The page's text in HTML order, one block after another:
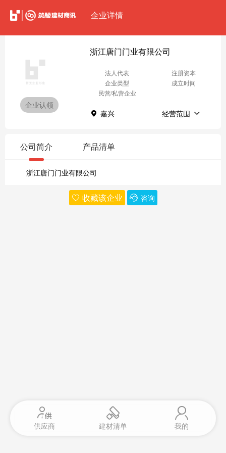
企业详情
企业认领
浙江唐门门业有限公司
法人代表
注册资本
企业类型
民营/私营企业
成立时间
嘉兴 经营范围
公司简介 产品清单
浙江唐门门业有限公司
收藏该企业 咨询
供应商 建材清单 我的